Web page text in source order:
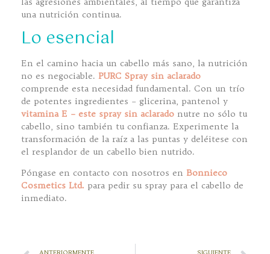
una nutrición continua.
Lo esencial
En el camino hacia un cabello más sano, la nutrición
no es negociable. PURC Spray sin aclarado
comprende esta necesidad fundamental. Con un trío
de potentes ingredientes – glicerina, pantenol y
vitamina E – este spray sin aclarado nutre no sólo tu
cabello, sino también tu confianza. Experimente la
transformación de la raíz a las puntas y deléitese con
el resplandor de un cabello bien nutrido.
Póngase en contacto con nosotros en Bonnieco
Cosmetics Ltd. para pedir su spray para el cabello de
inmediato.